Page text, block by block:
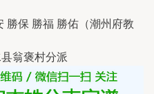
勝保 勝福 勝佑（潮州府教
翁褒村分派